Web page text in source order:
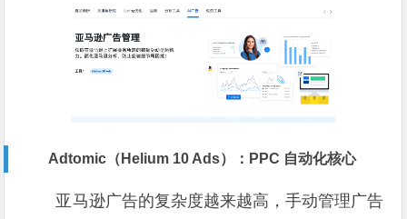
Adtomic（Helium 10 Ads）：PPC 自动化核心
亚马逊广告的复杂度越来越高，手动管理广告